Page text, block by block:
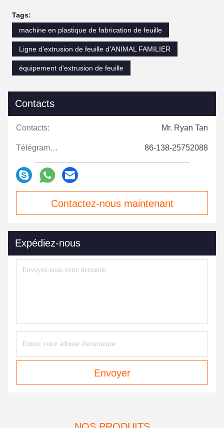
Tags:
machine en plastique de fabrication de feuille
Ligne d'extrusion de feuille d'ANIMAL FAMILIER
équipement d'extrusion de feuille
Contacts
Contacts: Mr. Ryan Tan
Télégramme: 86-138-25752088
Contactez-nous maintenant
Expédiez-nous
Envoyer